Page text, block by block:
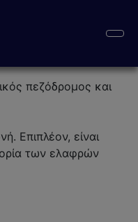
πεζόδρομος και
Επιπλέον, είναι
των ελαφρών